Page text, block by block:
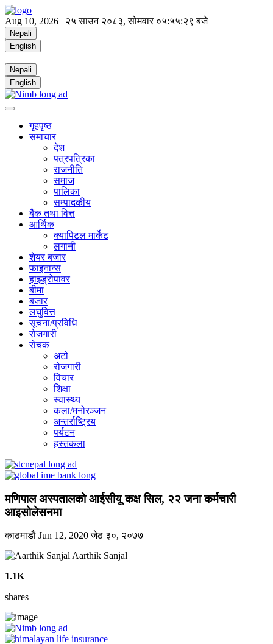
Aug 10, 2026 | २५ साउन २०८३, सोमवार ०५:५५:२९ बजे
Nepali
English
Nepali
English
गृहपृष्ठ
समाचार
देश
पत्रपत्रिका
राजनीति
समाज
पालिका
सम्पादकीय
बैंक तथा वित्त
आर्थिक
क्यापिटल मार्केट
लगानी
शेयर बजार
फाइनान्स
हाइड्रोपावर
बीमा
बजार
लघुवित्त
सूचना/प्रविधि
रोजगारी
राेचक
अटो
रोजगारी
विचार
शिक्षा
स्वास्थ्य
कला/मनोरञ्जन
अन्तर्राष्ट्रिय
पर्यटन
हस्तकला
मणिपाल अस्पतालको आईसीयू कक्ष सिल, २२ जना कर्मचारी
आइसोलेसनमा
काठमाडाैं Jun 12, 2020जेठ ३०, २०७७
Aarthik Sanjal
1.1K
shares